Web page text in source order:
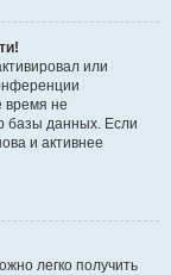
или
время не
базы данных. Если
и активнее
легко получить